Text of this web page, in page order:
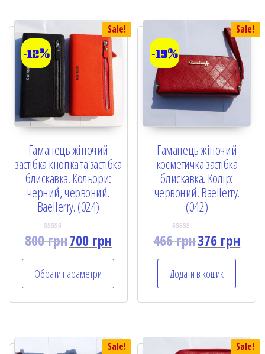
5
Sale!
-12%
Гаманець жіночий
застібка кнопка та застібка
блискавка. Кольори:
черний, червоний.
Baellerry. (024)
R
a
d
0
o
u
5
800грн700грн
Обрати параметри
Sale!
-19%
Гаманець жіночий
косметичка застібка
блискавка. Колір:
червоний. Baellerry.
(042)
R
d
0
o
u
5
466грн376 грн
Додати в кошик
Sale! Sale!